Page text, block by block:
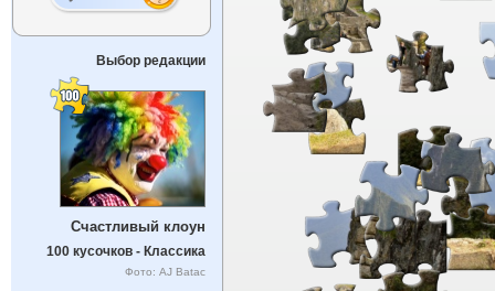
Выбор редакции
Счастливый клоун
100 кусочков - Классика
Фото: AJ Batac